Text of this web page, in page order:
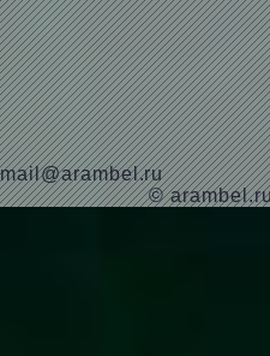
mail@arambel.ru
©